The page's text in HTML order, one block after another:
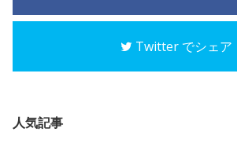
Twitter でシェア
人気記事